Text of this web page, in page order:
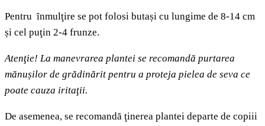
Pentru ȋnmulţire se pot folosi butași cu lungime de 8-14 cm
și cel puţin 2-4 frunze.
Atenţie! La manevrarea plantei se recomandă purtarea
mănușilor de grădinărit pentru a proteja pielea de seva ce
poate cauza iritaţii.
De asemenea, se recomandă ţinerea plantei departe de copiii